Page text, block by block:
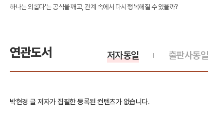
하나는 외롭다’는 공식을 깨고, 관계 속에서 다시 행복해질 수 있을까?
연관도서 출판사동일
저자동일
박현경 글 저자가 집필한 등록된 컨텐츠가 없습니다.